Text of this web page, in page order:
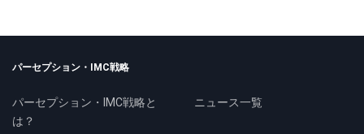
パーセプション・IMC戦略
パーセプション・IMC戦略と
は？
ニュース一覧